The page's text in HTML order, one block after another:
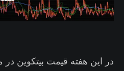
در این هفته قیمت بیتکوین